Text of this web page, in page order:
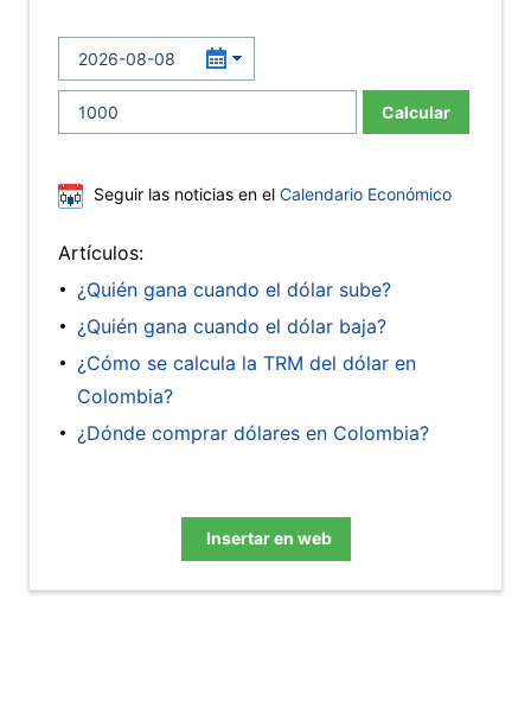
Calcular
Seguir las noticias en el Calendario Económico
Artículos:
¿Quién gana cuando el dólar sube?
¿Quién gana cuando el dólar baja?
¿Cómo se calcula la TRM del dólar en
Colombia?
¿Dónde comprar dólares en Colombia?
Insertar en web